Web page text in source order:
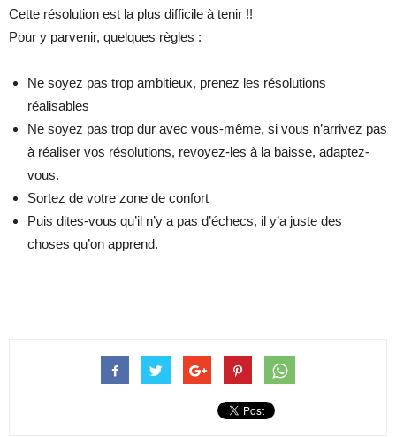
Cette résolution est la plus difficile à tenir !!
Pour y parvenir, quelques règles :
Ne soyez pas trop ambitieux, prenez les résolutions
réalisables
Ne soyez pas trop dur avec vous-même, si vous n’arrivez pas
à réaliser vos résolutions, revoyez-les à la baisse, adaptez-
vous.
Sortez de votre zone de confort
Puis dites-vous qu’il n’y a pas d’échecs, il y’a juste des
choses qu’on apprend.